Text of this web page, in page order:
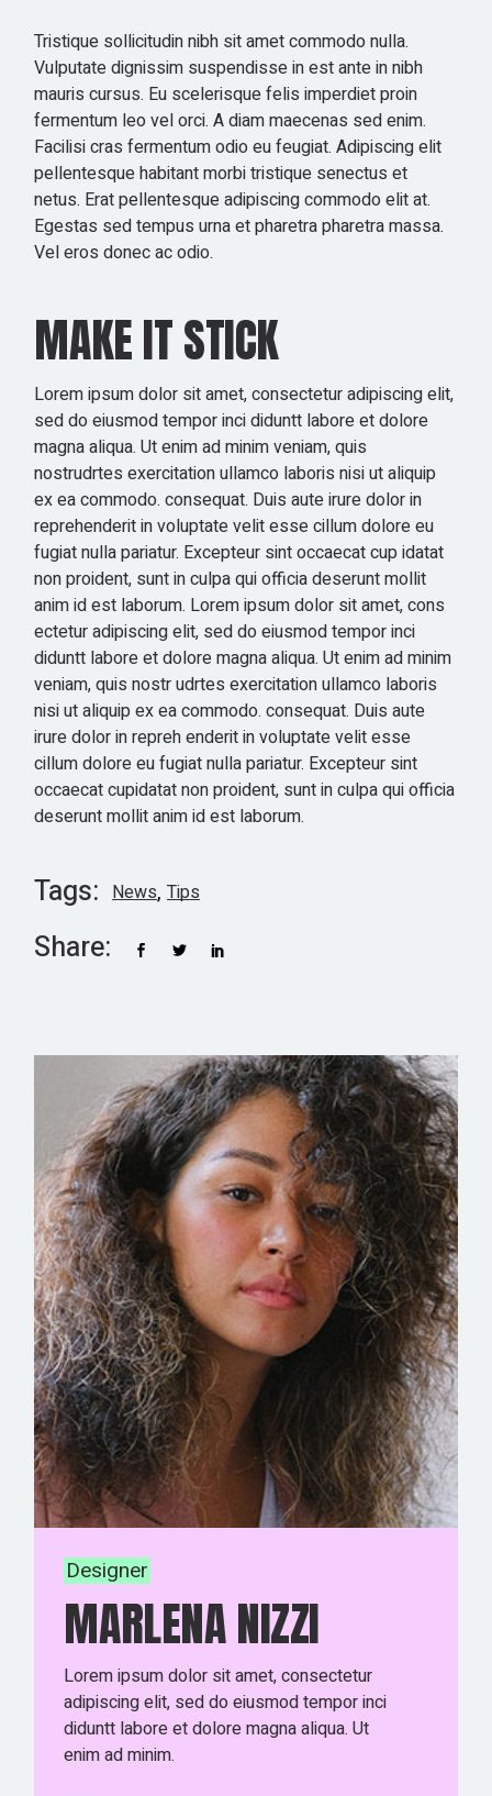
Tristique sollicitudin nibh sit amet commodo nulla.
Vulputate dignissim suspendisse in est ante in nibh
mauris cursus. Eu scelerisque felis imperdiet proin
fermentum leo vel orci. A diam maecenas sed enim.
Facilisi cras fermentum odio eu feugiat. Adipiscing elit
pellentesque habitant morbi tristique senectus et
netus. Erat pellentesque adipiscing commodo elit at.
Egestas sed tempus urna et pharetra pharetra massa.
Vel eros donec ac odio.
MAKE IT STICK
Lorem ipsum dolor sit amet, consectetur adipiscing elit,
sed do eiusmod tempor inci diduntt labore et dolore
magna aliqua. Ut enim ad minim veniam, quis
nostrudrtes exercitation ullamco laboris nisi ut aliquip
ex ea commodo. consequat. Duis aute irure dolor in
reprehenderit in voluptate velit esse cillum dolore eu
fugiat nulla pariatur. Excepteur sint occaecat cup idatat
non proident, sunt in culpa qui officia deserunt mollit
anim id est laborum. Lorem ipsum dolor sit amet, cons
ectetur adipiscing elit, sed do eiusmod tempor inci
diduntt labore et dolore magna aliqua. Ut enim ad minim
veniam, quis nostr udrtes exercitation ullamco laboris
nisi ut aliquip ex ea commodo. consequat. Duis aute
irure dolor in repreh enderit in voluptate velit esse
cillum dolore eu fugiat nulla pariatur. Excepteur sint
occaecat cupidatat non proident, sunt in culpa qui officia
deserunt mollit anim id est laborum.
Tags: News Tips
Share:
Designer
MARLENA NIZZI
Lorem ipsum dolor sit amet, consectetur
adipiscing elit, sed do eiusmod tempor inci
diduntt labore et dolore magna aliqua. Ut
enim ad minim.